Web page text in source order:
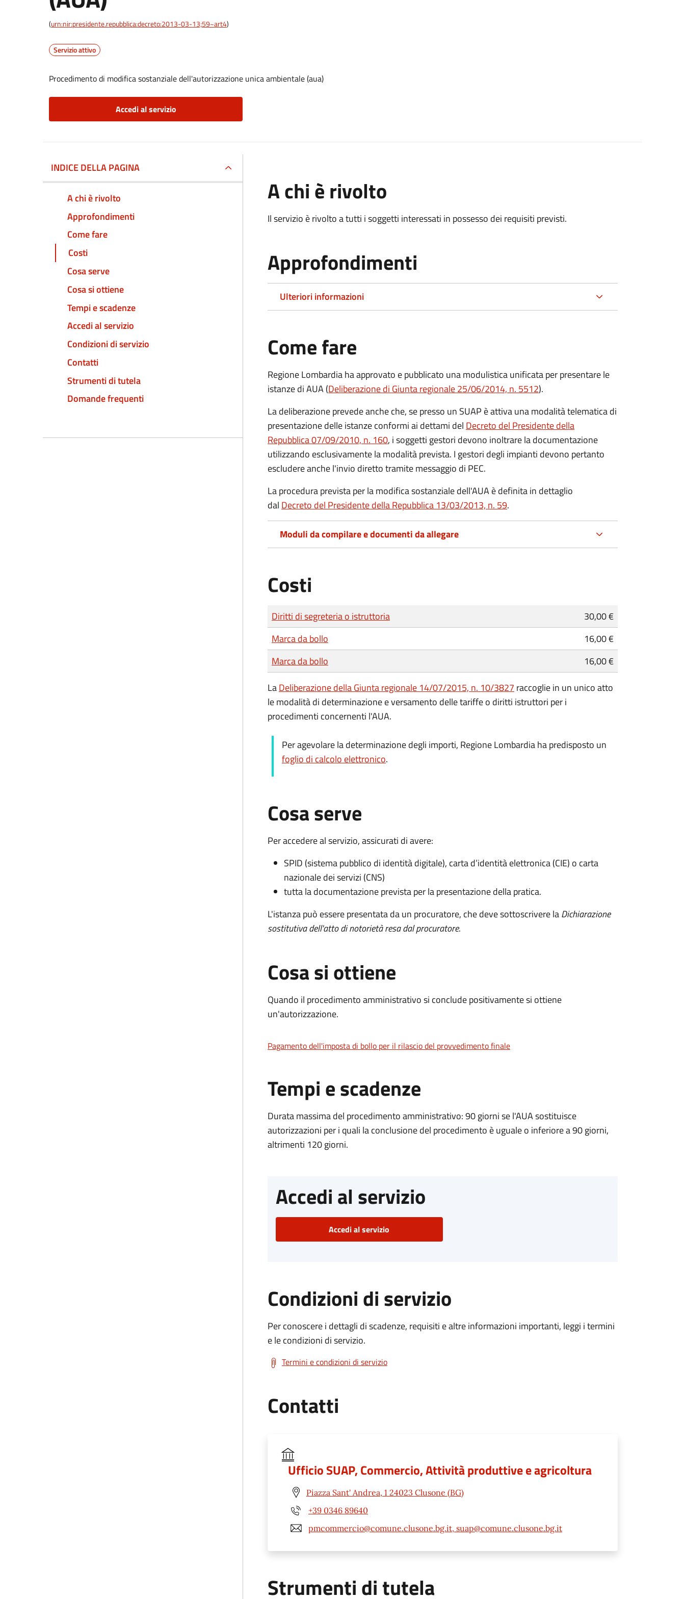
(urn:nir:presidente.repubblica:decreto:2013-03-13;59~art4)
Servizio attivo
Procedimento di modifica sostanziale dell'autorizzazione unica ambientale (aua)
Accedi al servizio
INDICE DELLA PAGINA
A chi è rivolto
Approfondimenti
Come fare
Costi
Cosa serve
Cosa si ottiene
Tempi e scadenze
Accedi al servizio
Condizioni di servizio
Contatti
Strumenti di tutela
Domande frequenti
A chi è rivolto
Il servizio è rivolto a tutti i soggetti interessati in possesso dei requisiti previsti.
Approfondimenti
Ulteriori informazioni
Come fare
Regione Lombardia ha approvato e pubblicato una modulistica unificata per presentare le
istanze di AUA (Deliberazione di Giunta regionale 25/06/2014, n. 5512).
La deliberazione prevede anche che, se presso un SUAP è attiva una modalità telematica di
presentazione delle istanze conformi ai dettami del Decreto del Presidente della
Repubblica 07/09/2010, n. 160, i soggetti gestori devono inoltrare la documentazione
utilizzando esclusivamente la modalità prevista. I gestori degli impianti devono pertanto
escludere anche l'invio diretto tramite messaggio di PEC.
La procedura prevista per la modifica sostanziale dell'AUA è definita in dettaglio
dal Decreto del Presidente della Repubblica 13/03/2013, n. 59.
Moduli da compilare e documenti da allegare
Costi
Tipo di pagamento
Importo
Diritti di segreteria o istruttoria
30,00 €
Marca da bollo
16,00 €
Marca da bollo
16,00 €
LaDeliberazione della Giunta regionale 14/07/2015, n. 10/3827 raccoglie in un unico atto
le modalità di determinazione e versamento delle tariffe o diritti istruttori per i
procedimenti concernenti l'AUA.
Per agevolare la determinazione degli importi, Regione Lombardia ha predisposto un
foglio di calcolo elettronico.
Cosa serve
Per accedere al servizio, assicurati di avere:
SPID (sistema pubblico di identità digitale), carta d’identità elettronica (CIE) o carta
nazionale dei servizi (CNS)
tutta la documentazione prevista per la presentazione della pratica.
L'istanza può essere presentata da un procuratore, che deve sottoscrivere laDichiarazione
sostitutiva dell'atto di notorietà resa dal procuratore.
Cosa si ottiene
Quando il procedimento amministrativo si conclude positivamente si ottiene
un'autorizzazione.
Pagamento dell'imposta di bollo per il rilascio del provvedimento finale
Tempi e scadenze
Durata massima del procedimento amministrativo: 90 giorni se l'AUA sostituisce
autorizzazioni per i quali la conclusione del procedimento è uguale o inferiore a 90 giorni,
altrimenti 120 giorni.
Accedi al servizio
Accedi al servizio
Condizioni di servizio
Per conoscere i dettagli di scadenze, requisiti e altre informazioni importanti, leggi i termini
e le condizioni di servizio.
Termini e condizioni di servizio
Contatti
Ufficio SUAP, Commercio, Attività produttive e agricoltura
Piazza Sant' Andrea, 1 24023 Clusone (BG)
+39 0346 89640
pmcommercio@comune.clusone.bg.it, suap@comune.clusone.bg.it
Strumenti di tutela